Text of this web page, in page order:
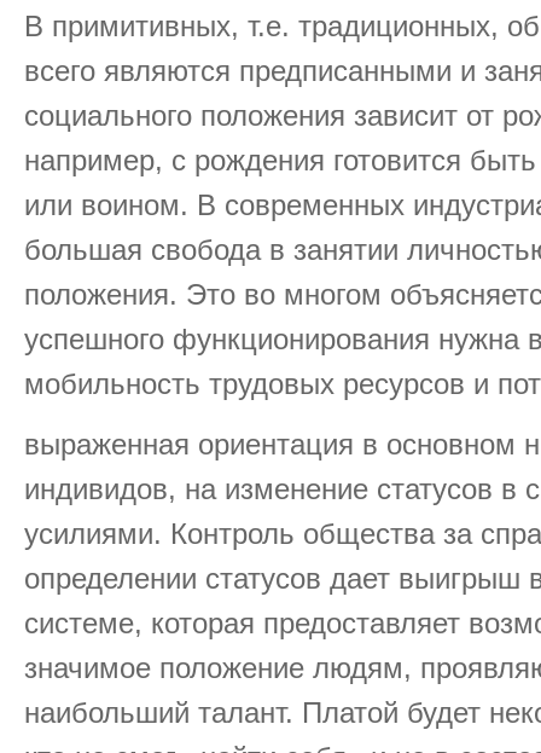
В примитивных, т.е. традиционных,
всего являются предписанными и
социального положения зависит от
например, с рождения готовится
или воином. В современных
большая свобода в занятии
положения. Это во многом
успешного функционирования нужна
мобильность трудовых ресурсов и
выраженная ориентация в основном
индивидов, на изменение статусов в
усилиями. Контроль общества за
определении статусов дает выигрыш
системе, которая предоставляет
значимое положение людям,
наибольший талант. Платой будет